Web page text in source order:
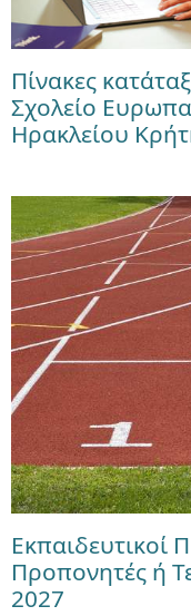
Πίνακες
Σχολείο
Ηρακλείου
Εκπαιδευτικοί
Προπονητές ή
2027